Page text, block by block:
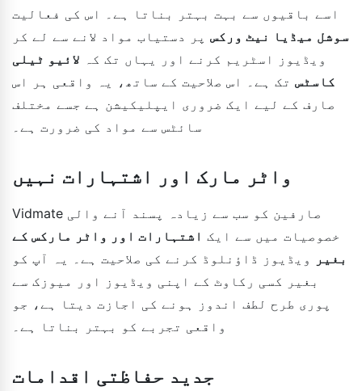
اسے باقیوں سے بہت بہتر بناتا ہے۔ اس کی فعالیت
سوشل میڈیا نیٹ ورکس پر دستیاب مواد لانے سے لے کر
ویڈیوز اسٹریم کرنے اور یہاں تک کہ لائیو ٹیلی
کاسٹس تک ہے۔ اس صلاحیت کے ساتھ، یہ واقعی ہر اس
صارف کے لیے ایک ضروری ایپلیکیشن ہے جسے مختلف
سائٹس سے مواد کی ضرورت ہے۔
واٹر مارک اور اشتہارات نہیں
Vidmate صارفین کو سب سے زیادہ پسند آنے والی
خصوصیات میں سے ایک اشتہارات اور واٹر مارکس کے
بغیر
ویڈیوز ڈاؤنلوڈ کرنے کی صلاحیت ہے۔ یہ آپ کو
بغیر کسی رکاوٹ کے اپنی ویڈیوز اور میوزک سے
پوری طرح لطف اندوز ہونے کی اجازت دیتا ہے، جو
واقعی تجربے کو بہتر بناتا ہے۔
جدید حفاظتی اقدامات